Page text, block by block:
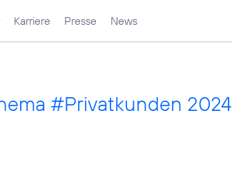
Karriere Presse News
#Privatkunden 2024